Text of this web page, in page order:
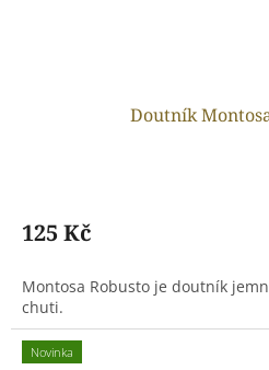
Doutník
125 Kč
Montosa Robusto je doutník
chuti.
Novinka